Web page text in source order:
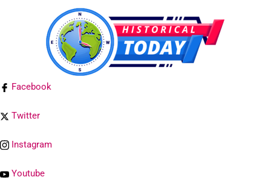
Facebook
Twitter
Instagram
Youtube